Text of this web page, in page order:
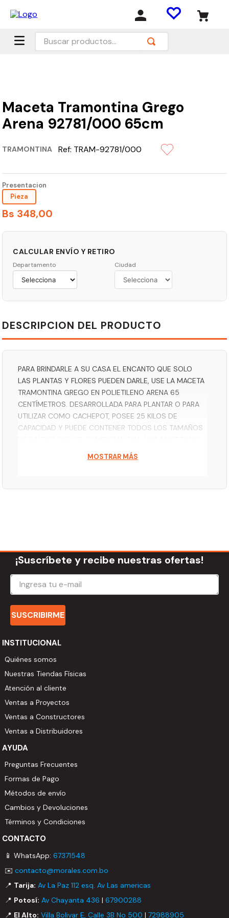
Buscar productos...
Maceta Tramontina Grego
Arena 92781/000 65cm
TRAMONTINA Ref: TRAM-92781/000
Presentacion
Pieza
Bs 348,00
CALCULAR ENVÍO Y RETIRO
Departamento Ciudad
DESCRIPCION DEL PRODUCTO
PARA BRINDARLE A SU CASA EL ENCANTO QUE SOLO
LAS PLANTAS Y FLORES PUEDEN DARLE, USE LA MACETA
TRAMONTINA GREGO EN POLIETILENO ARENA 65
CENTÍMETROS. DESARROLLADA PARA PLANTAR O PARA
UTILIZAR COMO CACHEPOT, POSEE 25 KILOS DE
CAPACIDAD Y PUEDE CONTENER TODOS LOS TAMAÑOS
% RECICLABLE, ALTAMENTE RESISTENTE, LIGERA Y FÁCIL
DE TRANSPORTAR! ESPECIFICACIONES *Color: Arena
MOSTRAR MÁS
¡Suscríbete y recibe nuestras ofertas!
SUSCRIBIRME
INSTITUCIONAL
Quiénes somos
Nuestras Tiendas Físicas
Atención al cliente
Ventas a Proyectos
Ventas a Constructores
Ventas a Distribuidores
AYUDA
Preguntas Frecuentes
Formas de Pago
Métodos de envío
Cambios y Devoluciones
Términos y Condiciones
CONTACTO
📱 WhatsApp:67371548
✉️contacto@morales.com.bo
📍 Tarija: Av La Paz 112 esq. Av Las americas
📍 Potosí: Av Chayanta 436 |67900288
📍 El Alto: Villa Bolivar E, Calle 3B No 500 |72988905